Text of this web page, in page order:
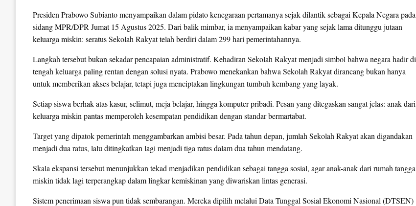
Presiden Prabowo Subianto menyampaikan dalam pidato kenegaraan pertamanya sejak dilantik sebagai Kepala Negara pada
sidang MPR/DPR Jumat 15 Agustus 2025. Dari balik mimbar, ia menyampaikan kabar yang sejak lama ditunggu jutaan
keluarga miskin: seratus Sekolah Rakyat telah berdiri dalam 299 hari pemerintahannya.
Langkah tersebut bukan sekadar pencapaian administratif. Kehadiran Sekolah Rakyat menjadi simbol bahwa negara hadir di
tengah keluarga paling rentan dengan solusi nyata. Prabowo menekankan bahwa Sekolah Rakyat dirancang bukan hanya
untuk memberikan akses belajar, tetapi juga menciptakan lingkungan tumbuh kembang yang layak.
Setiap siswa berhak atas kasur, selimut, meja belajar, hingga komputer pribadi. Pesan yang ditegaskan sangat jelas: anak dari
keluarga miskin pantas memperoleh kesempatan pendidikan dengan standar bermartabat.
Target yang dipatok pemerintah menggambarkan ambisi besar. Pada tahun depan, jumlah Sekolah Rakyat akan digandakan
menjadi dua ratus, lalu ditingkatkan lagi menjadi tiga ratus dalam dua tahun mendatang.
Skala ekspansi tersebut menunjukkan tekad menjadikan pendidikan sebagai tangga sosial, agar anak-anak dari rumah tangga
miskin tidak lagi terperangkap dalam lingkar kemiskinan yang diwariskan lintas generasi.
Sistem penerimaan siswa pun tidak sembarangan. Mereka dipilih melalui Data Tunggal Sosial Ekonomi Nasional (DTSEN)